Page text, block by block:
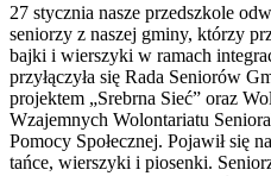
27 stycznia nasze przedszkole
seniorzy z naszej gminy, którzy
bajki i wierszyki w ramach
przyłączyła się Rada Seniorów
projektem „Srebrna Sieć” oraz
Wzajemnych Wolontariatu
Pomocy Społecznej. Pojawił się
tańce, wierszyki i piosenki.